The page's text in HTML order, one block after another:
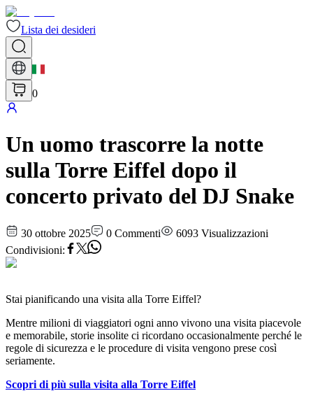
Lista dei desideri
0
Un uomo trascorre la notte
sulla Torre Eiffel dopo il
concerto privato del DJ Snake
30 ottobre 2025 0 Commenti 6093 Visualizzazioni
Condivisioni:
Stai pianificando una visita alla Torre Eiffel?
Mentre milioni di viaggiatori ogni anno vivono una visita piacevole
e memorabile, storie insolite ci ricordano occasionalmente perché le
regole di sicurezza e le procedure di visita vengono prese così
seriamente.
Scopri di più sulla visita alla Torre Eiffel